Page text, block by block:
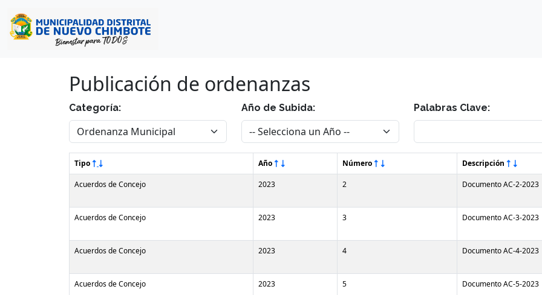
Publicación de ordenanzas
Categoría: Año de Subida: Palabras Clave:
Tipo Año Número Descripción
Acuerdos de Concejo 2023 2 Documento AC-2-2023
Acuerdos de Concejo 2023 3 Documento AC-3-2023
Acuerdos de Concejo 2023 4 Documento AC-4-2023
Acuerdos de Concejo 2023 5 Documento AC-5-2023